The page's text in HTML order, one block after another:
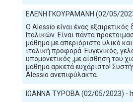
ΕΛΕΝΗ ΓΚΟΥΡΑΜΑΝΗ (02/05/
Ο Alessio είναι ένας
Ιταλικών. Είναι πάντα
μάθημα με απεριόριστο υλικό
ιταλική προφορά. Ευγενικός,
υπομονετικός ,με αίσθηση του
μαθημα αρκετά ευχάριστο!
Alessio ανεπιφύλακτα.
ΙΩΑΝΝΑ ΤΥΡΟΒΑ (02/05/2023) -